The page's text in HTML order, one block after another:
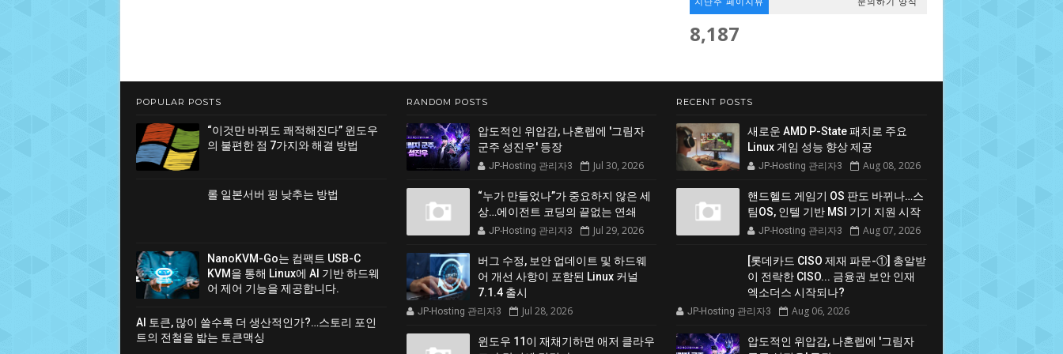
8,187
POPULAR POSTS
“이것만 바꿔도 쾌적해진다” 윈도우
의 불편한 점 7가지와 해결 방법
롤 일본서버 핑 낮추는 방법
NanoKVM-Go는 컴팩트 USB-C
KVM을 통해 Linux에 AI 기반 하드웨
어 제어 기능을 제공합니다.
AI 토큰, 많이 쓸수록 더 생산적인가?…스토리 포인
트의 전철을 밟는 토큰맥싱
RANDOM POSTS
압도적인 위압감, 나혼렙에 '그림자
군주 성진우' 등장
JP-Hosting 관리자3 Jul 30, 2026
“누가 만들었나”가 중요하지 않은 세
상…에이전트 코딩의 끝없는 연쇄
JP-Hosting 관리자3 Jul 29, 2026
버그 수정, 보안 업데이트 및 하드웨
어 개선 사항이 포함된 Linux 커널
7.1.4 출시
JP-Hosting 관리자3 Jul 28, 2026
윈도우 11이 재채기하면 애저 클라우
RECENT POSTS
새로운 AMD P-State 패치로 주요
Linux 게임 성능 향상 제공
JP-Hosting 관리자3 Aug 08, 2026
핸드헬드 게임기 OS 판도 바뀌나…스
팀OS, 인텔 기반 MSI 기기 지원 시작
JP-Hosting 관리자3 Aug 07, 2026
[롯데카드 CISO 제재 파문-①] 총알받
이 전락한 CISO... 금융권 보안 인재
엑소더스 시작되나?
JP-Hosting 관리자3 Aug 06, 2026
압도적인 위압감, 나혼렙에 '그림자